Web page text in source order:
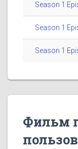
Season 1
Season 1
Season 1
Фильм